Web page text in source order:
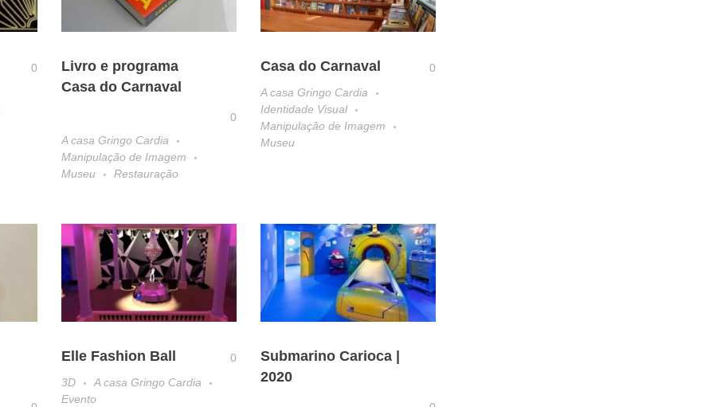
0
Livro e programa
Casa do Carnaval
0
A casa Gringo Cardia
Manipulação de Imagem
Museu
Restauração
Casa do Carnaval
0
A casa Gringo Cardia
Identidade Visual
Manipulação de Imagem
Museu
Elle Fashion Ball
0
3D
A casa Gringo Cardia
Evento
Submarino Carioca |
2020